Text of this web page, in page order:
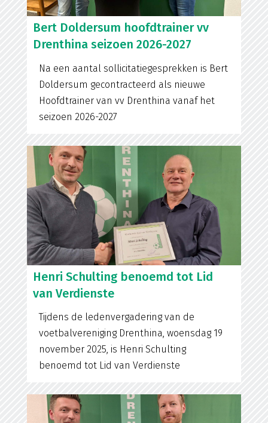
Bert Doldersum hoofdtrainer vv
Drenthina seizoen 2026-2027
Na een aantal sollicitatiegesprekken is Bert
Doldersum gecontracteerd als nieuwe
Hoofdtrainer van vv Drenthina vanaf het
seizoen 2026-2027
Henri Schulting benoemd tot Lid
van Verdienste
Tijdens de ledenvergadering van de
voetbalvereniging Drenthina, woensdag 19
november 2025, is Henri Schulting
benoemd tot Lid van Verdienste